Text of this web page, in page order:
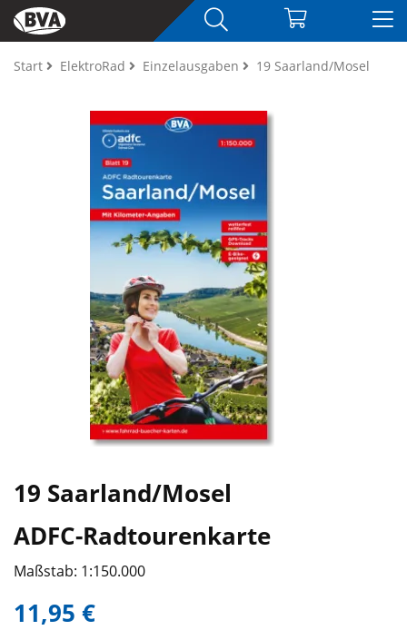
Start ElektroRad Einzelausgaben 19 Saarland/Mosel
19 Saarland/Mosel
ADFC-Radtourenkarte
Maßstab: 1:150.000
11,95 €